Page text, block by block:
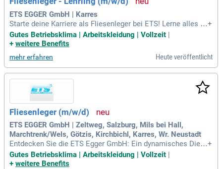
e von einer persönlichen Betreuung und fairen Arbeitsbeding
ungen bei uns, dem regionalen Unternehmen TRIO!
ETS EGGER GmbH | Karres
Starte deine Karriere als Fliesenleger bei ETS! Lerne alles ü
ber Untergrundvorbereitung, das präzise Verlegen von Platte
n und Fliesen sowie Ausbesserungsarbeiten. Sei Teil unsere
+
Gutes Betriebsklima | Arbeitskleidung | Vollzeit |
+ weitere Benefits
mehr erfahren Heute veröffentlicht
Fliesenleger (m/w/d)
ETS EGGER GmbH | Zeltweg, Salzburg, Mils bei Hall,
Marchtrenk/Wels, Götzis, Kirchbichl, Karres, Wr. Neustadt
Entdecken Sie die ETS Egger GmbH: Ein dynamisches Dien
stleistungsunternehmen für Trocknung und Sanierung. Seit
1989 wachsen wir stetig und beschäftigen heute rund 350 M
+
Gutes Betriebsklima | Arbeitskleidung | Vollzeit |
+ weitere Benefits